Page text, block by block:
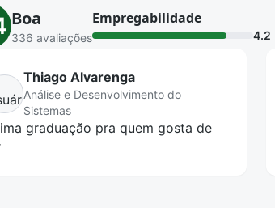
Boa
336 avaliações
Empregabilidade
4.2
Thiago Alvarenga
Análise e Desenvolvimento do
Sistemas
graduação pra quem gosta de